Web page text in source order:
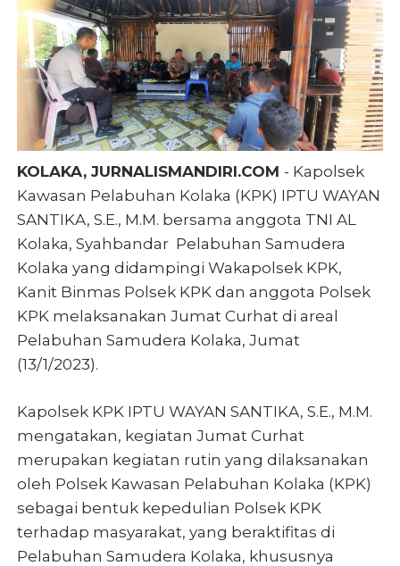
KOLAKA, JURNALISMANDIRI.COM - Kapolsek
Kawasan Pelabuhan Kolaka (KPK) IPTU WAYAN
SANTIKA, S.E., M.M. bersama anggota TNI AL
Kolaka, Syahbandar Pelabuhan Samudera
Kolaka yang didampingi Wakapolsek KPK,
Kanit Binmas Polsek KPK dan anggota Polsek
KPK melaksanakan Jumat Curhat di areal
Pelabuhan Samudera Kolaka, Jumat
(13/1/2023).
Kapolsek KPK IPTU WAYAN SANTIKA, S.E., M.M.
mengatakan, kegiatan Jumat Curhat
merupakan kegiatan rutin yang dilaksanakan
oleh Polsek Kawasan Pelabuhan Kolaka (KPK)
sebagai bentuk kepedulian Polsek KPK
terhadap masyarakat, yang beraktifitas di
Pelabuhan Samudera Kolaka, khususnya